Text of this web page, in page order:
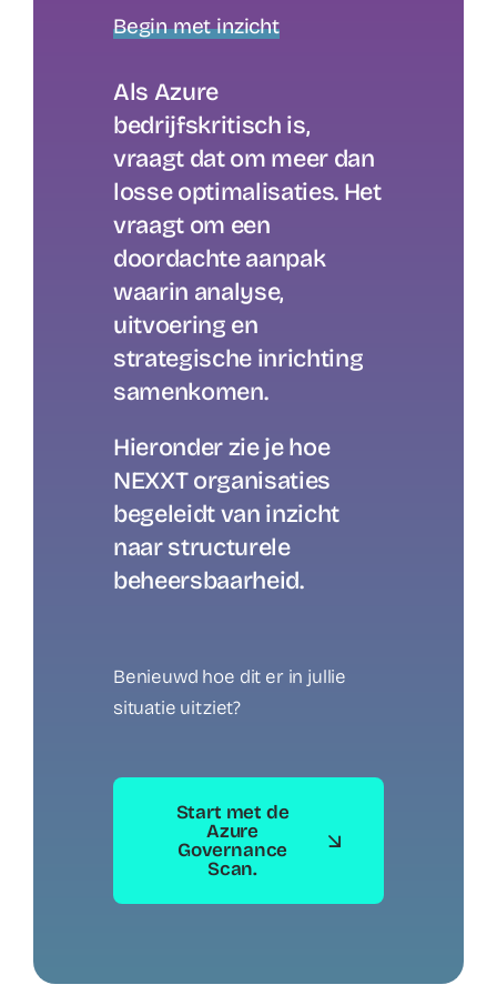
Begin met inzicht
Als Azure
bedrijfskritisch is,
vraagt dat om meer dan
losse optimalisaties. Het
vraagt om een
doordachte aanpak
waarin analyse,
uitvoering en
strategische inrichting
samenkomen.
Hieronder zie je hoe
NEXXT organisaties
begeleidt van inzicht
naar structurele
beheersbaarheid.
Benieuwd hoe dit er in jullie
situatie uitziet?
Start met de
Azure
Governance
Scan.